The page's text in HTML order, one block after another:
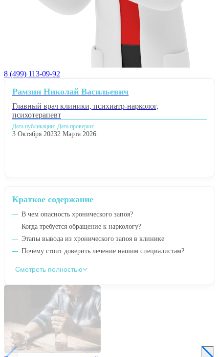
8 (499) 113-09-92
Краткое содержание
В чем опасность хронического запоя?
Когда требуется обращение к наркологу?
Этапы вывода из хронического запоя в клинике
Почему стоит доверить лечение нашим специалистам?
Смотреть полностью
Рамзин Николай Васильевич
Главный врач клиники, психиатр-нарколог,
психотерапевт
Дата публикации:
3 Октября 2023
Дата проверки:
2 Марта 2026